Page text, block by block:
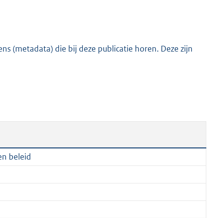
K
(metadata) die bij deze publicatie horen. Deze zijn
beleid